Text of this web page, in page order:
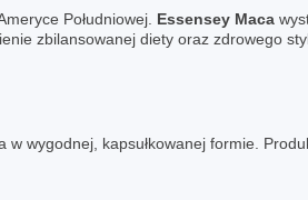
Południowej. Essensey Maca
zbilansowanej diety oraz zdrowego
wygodnej, kapsułkowanej formie.